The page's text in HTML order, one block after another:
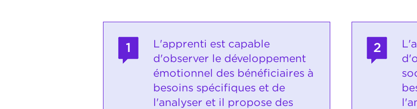
1
L'apprenti est capable
d'observer le développement
émotionnel des bénéficiaires à
besoins spécifiques et de
l'analyser et il propose des
2